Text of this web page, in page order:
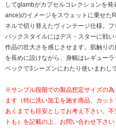
してglambがカプセルコレクションを
ance)のイメージをスウェットに乗せた
ネルで切り替えたヴィンテージ仕様。
バックスタイルにはデス・スターに戦
作品の壮大さを感じさせます。肌触り
を長めに設けながら、身幅はレギュー
ペックで3シーズンにわたり使いまわし
※サンプル段階での製品想定サイズの
ます（特に洗い加工を施す商品、カッ
あくまでも目安としてお考え下さい。
トも）を記載の上、お問い合わせ下さい